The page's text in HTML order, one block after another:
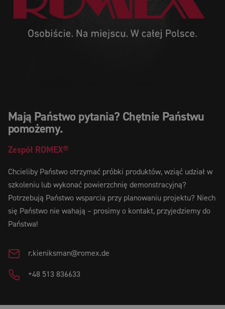
Mają Państwo pytania? Chętnie Państwu
pomożemy.
Zespół ROMEX®
Chcieliby Państwo otrzymać próbki produktów, wziąć udział w
szkoleniu lub wykonać powierzchnię demonstracyjną?
Potrzebują Państwo wsparcia przy planowaniu projektu? Niech
się Państwo nie wahają – prosimy o kontakt, przyjedziemy do
Państwa!
r.kieniksman@romex.de
+48 513 836633